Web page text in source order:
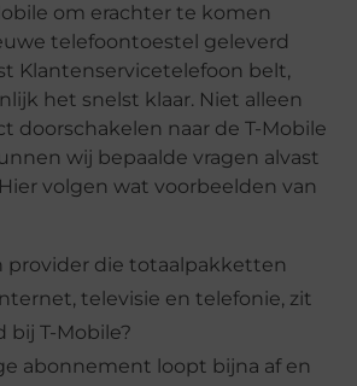
om erachter te komen
telefoontoestel geleverd
Klantenservicetelefoon belt,
het snelst klaar. Niet alleen
doorschakelen naar de T-Mobile
wij bepaalde vragen alvast
volgen wat voorbeelden van
provider die totaalpakketten
televisie en telefonie, zit
bij T-Mobile?
abonnement loopt bijna af en